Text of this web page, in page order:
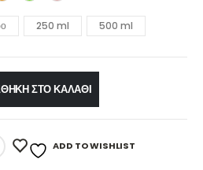
250 ml 500 ml
ΣΤΟ ΚΑΛΆΘΙ
ADD TO WISHLIST